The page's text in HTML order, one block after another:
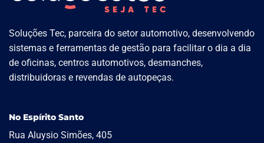
Soluções Tec, parceira do setor automotivo, desenvolvendo
sistemas e ferramentas de gestão para facilitar o dia a dia
de oficinas, centros automotivos, desmanches,
distribuidoras e revendas de autopeças.
No Espírito Santo
Rua Aluysio Simões, 405